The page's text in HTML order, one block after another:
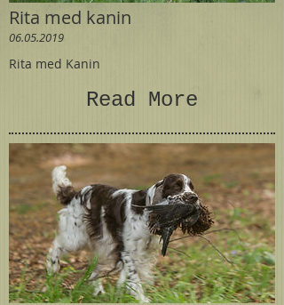
Rita med kanin
06.05.2019
Rita med Kanin
Read More